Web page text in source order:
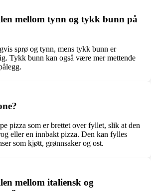
mellom tynn og tykk bunn på
sprø og tynn, mens tykk bunn er
Tykk bunn kan også være mer mettende
pizza som er brettet over fyllet, slik at den
eller en innbakt pizza. Den kan fylles
som kjøtt, grønnsaker og ost.
mellom italiensk og